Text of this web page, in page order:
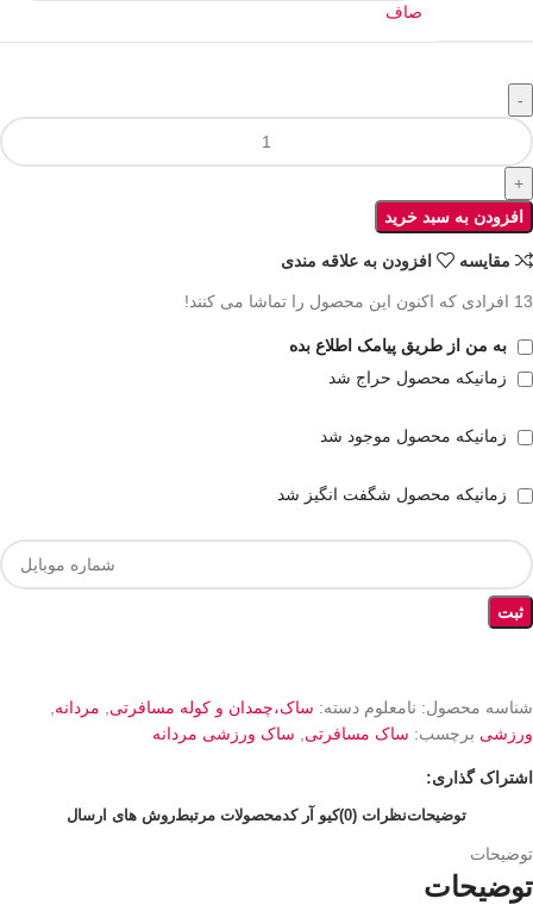
صاف
افزودن به سبد خرید
مقايسه افزودن به علاقه مندی
13 افرادی که اکنون این محصول را تماشا می کنند!
به من از طریق پیامک اطلاع بده
زمانیکه محصول حراج شد
زمانیکه محصول موجود شد
زمانیکه محصول شگفت انگیز شد
ثبت
شناسه محصول: نامعلوم دسته: ساک،چمدان و کوله مسافرتی مردانه
ورزشی برچسب: ساک مسافرتی ساک ورزشی مردانه
اشتراک گذاری:
توضیحاتنظرات (0) کیو آر کدمحصولات مرتبطروش های ارسال
توضیحات
توضیحات